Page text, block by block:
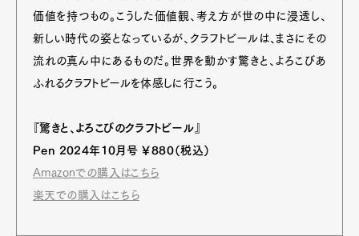
価値を持つもの。こうした価値観、考え方が世の中に浸透し、
新しい時代の姿となっているが、クラフトビールは、まさにその
流れの真ん中にあるものだ。世界を動かす驚きと、よろこびあ
ふれるクラフトビールを体感しに行こう。
『驚きと、よろこびのクラフトビール』
Pen 2024年10月号 ￥880（税込）
Amazonでの購入はこちら
楽天での購入はこちら